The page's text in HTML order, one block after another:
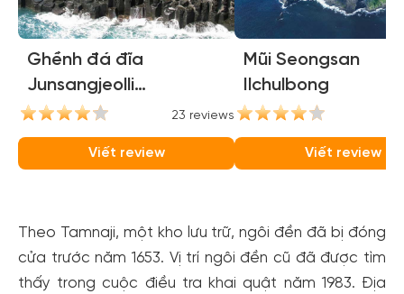
Ghềnh đá đĩa
Junsangjeolli
(Jusangjeolli Cliffs)23 reviews
Viết review
Mũi Seongsan
Ilchulbong
Viết review
Theo Tamnaji, một kho lưu trữ, ngôi đền đã bị đóng
cửa trước năm 1653. Vị trí ngôi đền cũ đã được tìm
thấy trong cuộc điều tra khai quật năm 1983. Địa